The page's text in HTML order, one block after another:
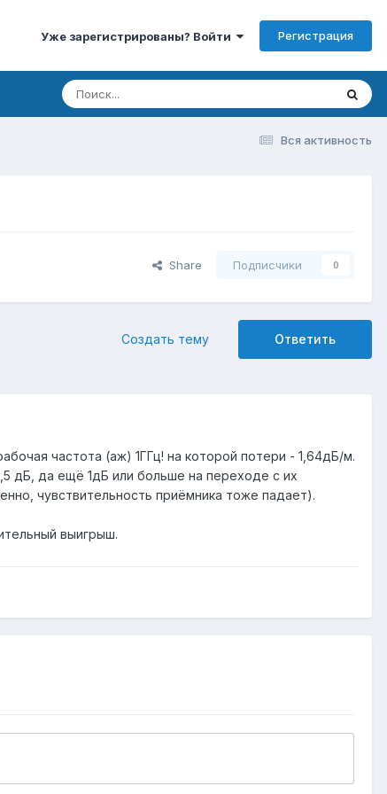
Уже зарегистрированы? Войти Регистрация
Вся активность
Share Подписчики 0
Ответить
Создать тему
частота (аж) 1ГГц! на которой потери - 1,64дБ/м.
дБ, да ещё 1дБ или больше на переходе с их
чувствительность приёмника тоже падает).
выигрыш.